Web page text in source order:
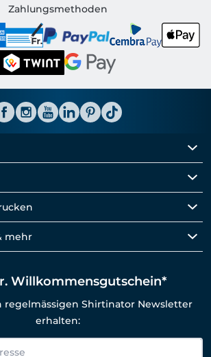
Shirtinator CH
Zahlungsmethoden
mehr
Willkommensgutschein*
regelmässigen Shirtinator Newsletter
erhalten: